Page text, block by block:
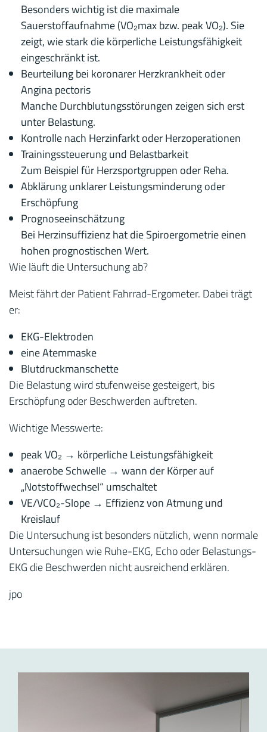
Besonders wichtig ist die maximale
Sauerstoffaufnahme (VO₂max bzw. peak VO₂). Sie
zeigt, wie stark die körperliche Leistungsfähigkeit
eingeschränkt ist.
Beurteilung bei koronarer Herzkrankheit oder
Angina pectoris
Manche Durchblutungsstörungen zeigen sich erst
unter Belastung.
Kontrolle nach Herzinfarkt oder Herzoperationen
Trainingssteuerung und Belastbarkeit
Zum Beispiel für Herzsportgruppen oder Reha.
Abklärung unklarer Leistungsminderung oder
Erschöpfung
Prognoseeinschätzung
Bei Herzinsuffizienz hat die Spiroergometrie einen
hohen prognostischen Wert.
Wie läuft die Untersuchung ab?
Meist fährt der Patient Fahrrad-Ergometer. Dabei trägt
er:
EKG-Elektroden
eine Atemmaske
Blutdruckmanschette
Die Belastung wird stufenweise gesteigert, bis
Erschöpfung oder Beschwerden auftreten.
Wichtige Messwerte:
peak VO₂ → körperliche Leistungsfähigkeit
anaerobe Schwelle → wann der Körper auf
„Notstoffwechsel“ umschaltet
VE/VCO₂-Slope → Effizienz von Atmung und
Kreislauf
Die Untersuchung ist besonders nützlich, wenn normale
Untersuchungen wie Ruhe-EKG, Echo oder Belastungs-
EKG die Beschwerden nicht ausreichend erklären.
jpo